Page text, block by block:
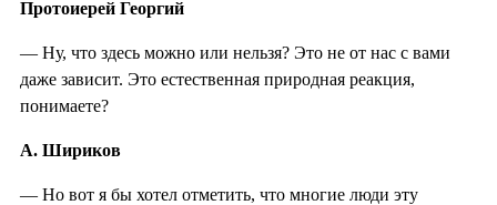
Протоиерей Георгий
— Ну, что здесь можно или нельзя? Это не от нас с вами
даже зависит. Это естественная природная реакция,
понимаете?
А. Шириков
— Но вот я бы хотел отметить, что многие люди эту